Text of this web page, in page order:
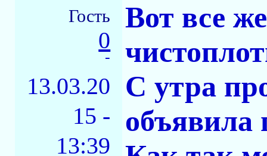
Гость
0
-
13.03.20
15 -
13:39
Вот все
С утра
объявила